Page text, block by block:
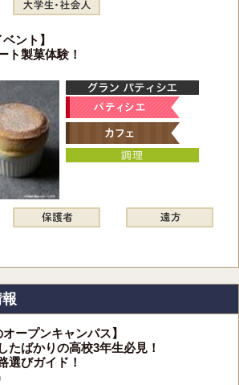
ント】
ト製菓体験！
ープンキャンパス】
たばかりの高校3年生必見！
選びガイド！